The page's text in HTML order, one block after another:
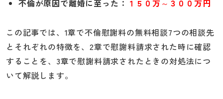
不倫が原因で離婚に至った： １５０万～３００万円
この記事では、1章で不倫慰謝料の無料相談7つの相談先
とそれぞれの特徴を、2章で慰謝料請求された時に確認
することを、3章で慰謝料請求されたときの対処法につ
いて解説します。